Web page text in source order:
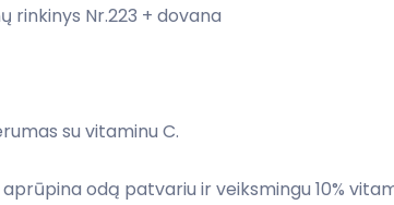
rinkinys Nr.223 + dovana
su vitaminu C.
odą patvariu ir veiksmingu 10%